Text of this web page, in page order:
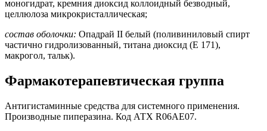
моногидрат, кремния диоксид коллоидный безводный,
целлюлоза микрокристаллическая;
состав оболочки: Опадрай II белый (поливиниловый спирт
частично гидролизованный, титана диоксид (Е 171),
макрогол, тальк).
Фармакотерапевтическая группа
Антигистаминные средства для системного применения.
Производные пиперазина. Код АТХ R06AE07.